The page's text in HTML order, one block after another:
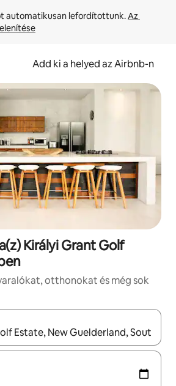
automatikusan lefordítottunk. Az
Add ki a helyed az Airbnb-n
Királyi Grant Golf
otthonokat és még sok
a felfelé és a lefelé nyíllal